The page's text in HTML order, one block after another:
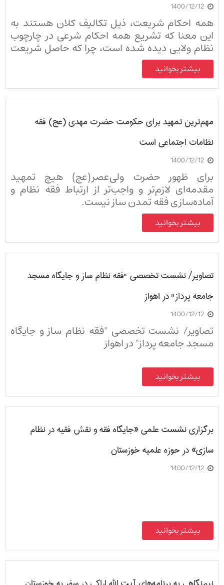
دارد؛ باید منقح شود که فقه نظام یعنی چه؟
1400/12/12
همه احکام شریعت، ذیل تکالیف کلان هستند به
این معنا که تشریع همه احکام شرعی در چارچوب
نظام ولایی دیده شده است، چرا که حاصل شریعت
یک نظام حکومتی است و ایمان و عمل افراد در
صورتی در چارچوب شریعت قابل قبول است که عمل
آنها درون محدوده این نظام ولایی تحقق یابد.
بیشتر بخوانید
مهم‌ترین تمهید برای حکومت حضرت مهدی (عج) فقه
نظامات اجتماعی است
1400/12/12
برای ظهور حضرت ولی‌عصر(عج) هیچ تمهید
مقدمه‌ای لازم‌تر و واجب‌تر از ارتباط فقه نظام و
آماده‌سازی فقه تمدن ساز نیست.
بیشتر بخوانید
تصاویر/ نشست تخصصی "فقه نظام ساز و جایگاه مسجد
جامعه پرداز" در اهواز
1400/12/12
تصاویر/ نشست تخصصی "فقه نظام ساز و جایگاه
مسجد جامعه پرداز" در اهواز
بیشتر بخوانید
برگزاری نشست علمی «جایگاه فقه و نقش فقیه در نظام
سازی» در حوزه علمیه خوزستان
1400/12/12
بیشتر بخوانید